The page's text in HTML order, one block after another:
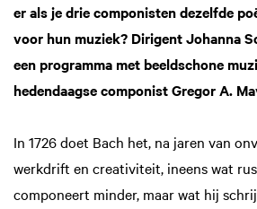
er als je drie componisten dezelfde
voor hun muziek? Dirigent Johanna
een programma met beeldschone
hedendaagse componist Gregor A.
In 1726 doet Bach het, na jaren van
werkdrift en creativiteit, ineens wat
componeert minder, maar wat hij